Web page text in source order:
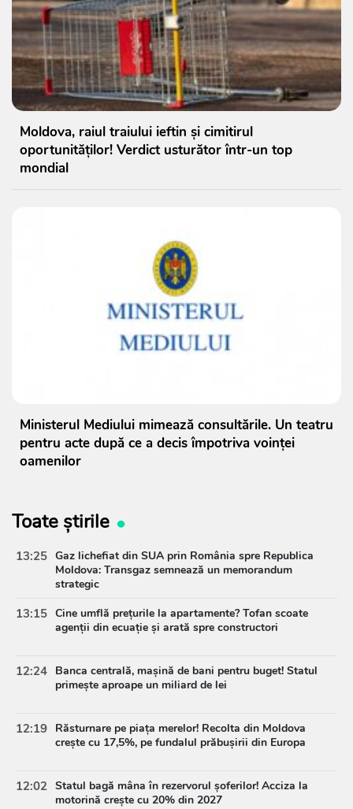
Moldova, raiul traiului ieftin și cimitirul
oportunităților! Verdict usturător într-un top
mondial
Ministerul Mediului mimează consultările. Un teatru
pentru acte după ce a decis împotriva voinței
oamenilor
Toate știrile
13:25 Gaz lichefiat din SUA prin România spre Republica
Moldova: Transgaz semnează un memorandum
strategic
13:15 Cine umflă prețurile la apartamente? Tofan scoate
agenții din ecuație și arată spre constructori
12:24 Banca centrală, mașină de bani pentru buget! Statul
primește aproape un miliard de lei
12:19 Răsturnare pe piața merelor! Recolta din Moldova
crește cu 17,5%, pe fundalul prăbușirii din Europa
12:02 Statul bagă mâna în rezervorul șoferilor! Acciza la
motorină crește cu 20% din 2027